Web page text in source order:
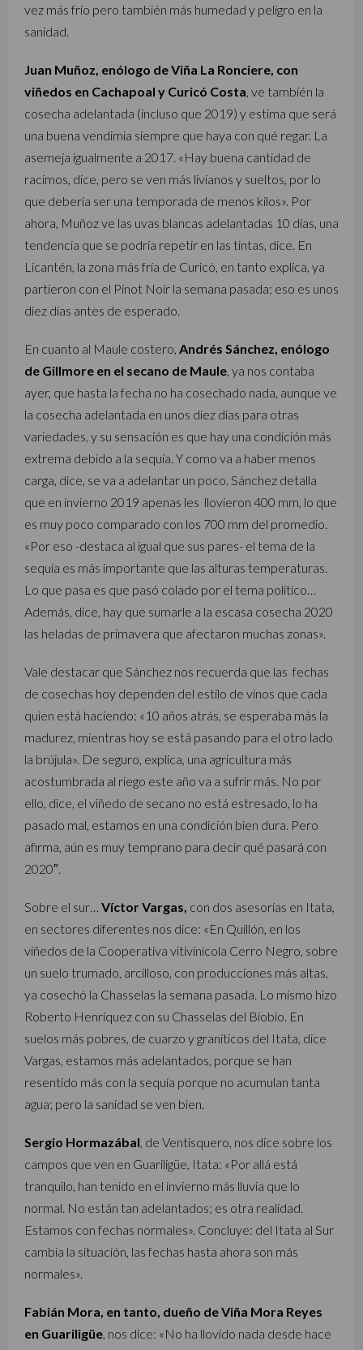
vez más frío pero también más humedad y peligro en la
sanidad.
Juan Muñoz, enólogo de Viña La Ronciere, con
viñedos en Cachapoal y Curicó Costa , ve también la
cosecha adelantada (incluso que 2019) y estima que será
una buena vendimia siempre que haya con qué regar. La
asemeja igualmente a 2017. «Hay buena cantidad de
racimos, dice, pero se ven más livianos y sueltos, por lo
que debería ser una temporada de menos kilos». Por
ahora, Muñoz ve las uvas blancas adelantadas 10 días, una
tendencia que se podría repetir en las tintas, dice. En
Licantén, la zona más fría de Curicó, en tanto explica, ya
partieron con el Pinot Noir la semana pasada; eso es unos
diez días antes de esperado.
En cuanto al Maule costero, Andrés Sánchez, enólogo
de Gillmore en el secano de Maule , ya nos contaba
ayer, que hasta la fecha no ha cosechado nada, aunque ve
la cosecha adelantada en unos diez días para otras
variedades, y su sensación es que hay una condición más
extrema debido a la sequía. Y como va a haber menos
carga, dice, se va a adelantar un poco. Sánchez detalla
que en invierno 2019 apenas les llovieron 400 mm, lo que
es muy poco comparado con los 700 mm del promedio.
«Por eso -destaca al igual que sus pares- el tema de la
sequía es más importante que las alturas temperaturas.
Lo que pasa es que pasó colado por el tema político…
Además, dice, hay que sumarle a la escasa cosecha 2020
las heladas de primavera que afectaron muchas zonas».
Vale destacar que Sánchez nos recuerda que las fechas
de cosechas hoy dependen del estilo de vinos que cada
quien está haciendo: «10 años atrás, se esperaba más la
madurez, mientras hoy se está pasando para el otro lado
la brújula». De seguro, explica, una agricultura más
acostumbrada al riego este año va a sufrir más. No por
ello, dice, el viñedo de secano no está estresado, lo ha
pasado mal, estamos en una condición bien dura. Pero
afirma, aún es muy temprano para decir qué pasará con
2020″.
Sobre el sur… Víctor Vargas, con dos asesorías en Itata,
en sectores diferentes nos dice: «En Quillón, en los
viñedos de la Cooperativa vitivinícola Cerro Negro, sobre
un suelo trumado, arcilloso, con producciones más altas,
ya cosechó la Chasselas la semana pasada. Lo mismo hizo
Roberto Henríquez con su Chasselas del Biobío. En
suelos más pobres, de cuarzo y graníticos del Itata, dice
Vargas, estamos más adelantados, porque se han
resentido más con la sequía porque no acumulan tanta
agua; pero la sanidad se ven bien.
Sergio Hormazábal , de Ventisquero, nos dice sobre los
campos que ven en Guariligüe, Itata: «Por allá está
tranquilo, han tenido en el invierno más lluvia que lo
normal. No están tan adelantados; es otra realidad.
Estamos con fechas normales». Concluye: del Itata al Sur
cambia la situación, las fechas hasta ahora son más
normales».
Fabián Mora, en tanto, dueño de Viña Mora Reyes
en Guariligüe , nos dice: «No ha llovido nada desde hace